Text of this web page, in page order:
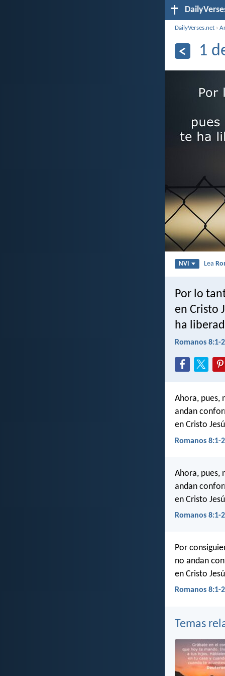
DailyVerses.net ›
1
NVI Lea
Por lo
en Cristo
ha
Romanos 8:1-2
Ahora, pues,
andan
en Cristo
Romanos 8:1-
Ahora, pues,
andan
en Cristo
Romanos 8:1-
Por
no andan
en Cristo
Romanos 8:1-
Temas